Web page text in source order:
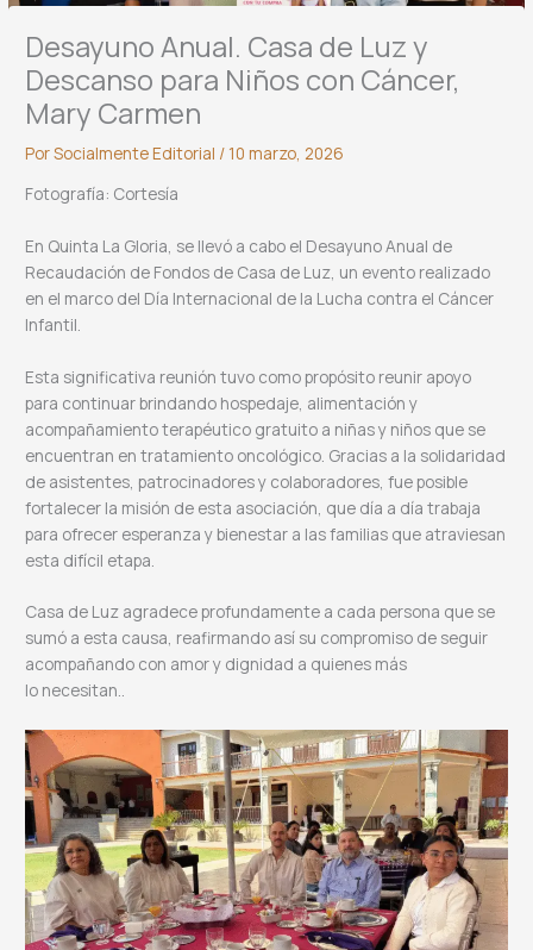
Desayuno Anual. Casa de Luz y
Descanso para Niños con Cáncer,
Mary Carmen
PorSocialmente Editorial / 10 marzo, 2026
Fotografía: Cortesía
En Quinta La Gloria, se llevó a cabo el Desayuno Anual de
Recaudación de Fondos de Casa de Luz, un evento realizado
en el marco del Día Internacional de la Lucha contra el Cáncer
Infantil.
Esta significativa reunión tuvo como propósito reunir apoyo
para continuar brindando hospedaje, alimentación y
acompañamiento terapéutico gratuito a niñas y niños que se
encuentran en tratamiento oncológico. Gracias a la solidaridad
de asistentes, patrocinadores y colaboradores, fue posible
fortalecer la misión de esta asociación, que día a día trabaja
para ofrecer esperanza y bienestar a las familias que atraviesan
esta difícil etapa.
Casa de Luz agradece profundamente a cada persona que se
sumó a esta causa, reafirmando así su compromiso de seguir
acompañando con amor y dignidad a quienes más
lo necesitan..